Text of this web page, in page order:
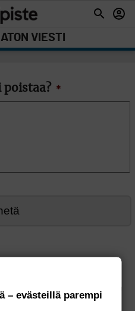
VIESTI
*
– evästeillä parempi